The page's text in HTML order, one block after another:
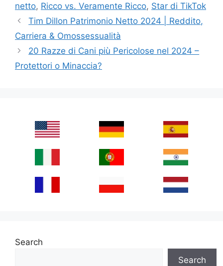
netto, Ricco vs. Veramente Ricco, Star di TikTok
Tim Dillon Patrimonio Netto 2024 | Reddito,
Carriera & Omossessualità
20 Razze di Cani più Pericolose nel 2024 –
Protettori o Minaccia?
Search
Search